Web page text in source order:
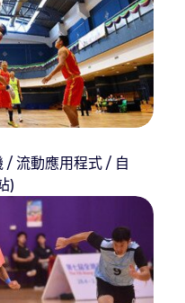
/ 流動應用程式 / 自
)